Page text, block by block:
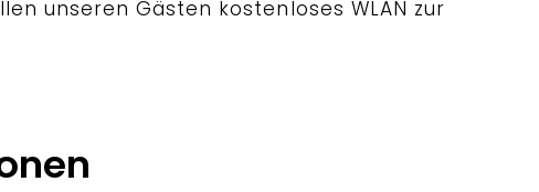
unseren Gästen kostenloses WLAN zur